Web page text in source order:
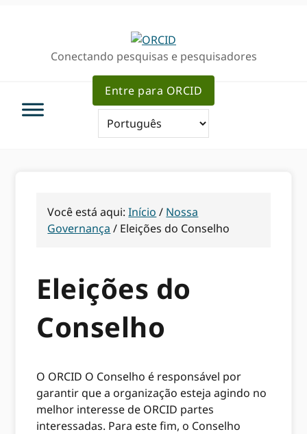
navegaçãoConectando pesquisas e pesquisadores
Entre para ORCID
Você está aqui:Início / Nossa
Governança / Eleições do Conselho
Eleições do
Conselho
O ORCID O Conselho é responsável por
garantir que a organização esteja agindo no
melhor interesse de ORCID partes
interessadas. Para este fim, o Conselho